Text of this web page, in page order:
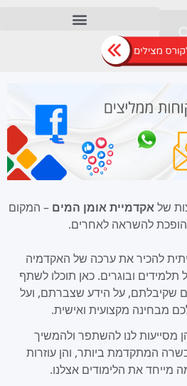
שלאקדמיית אומן המים – המקום
להשראה לאחרים.
להכיר את ערכה של האקדמיה
תלמידים ובוגרים. כאן תוכלו לשתף
שקיבלתם, על הידע שצברתם, ועל
מבחינה מקצועית ואישית.
מסייעות לנו להשתפר ולהמשיך
המתקדמת ביותר, והן עוזרות
מייחד את הלימודים אצלנו.